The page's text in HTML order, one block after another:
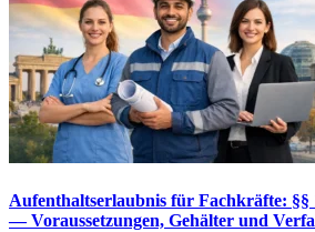
Aufenthaltserlaubnis für Fachkräfte: §§
— Voraussetzungen, Gehälter und